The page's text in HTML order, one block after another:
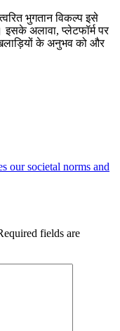
भुगतान विकल्प इसे
अलावा, प्लेटफॉर्म पर
के अनुभव को और
our societal norms and
fields are